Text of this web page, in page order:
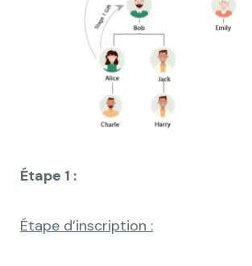
Étape 1 :
Étape d’inscription :